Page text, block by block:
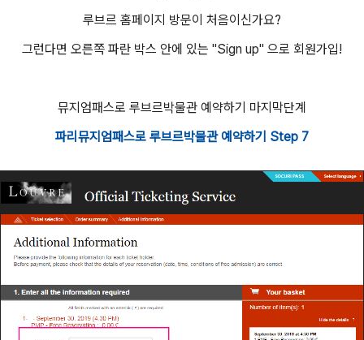
루브르 홈페이지 방문이 처음이신가요?
그런다면 오른쪽 파란 박스 안에 있는 "Sign up" 으로 회원가입!
뮤지엄패스로 루브르박물관 예약하기 마지막단계
파리뮤지엄패스로 루브르박물관 예약하기 Step 7